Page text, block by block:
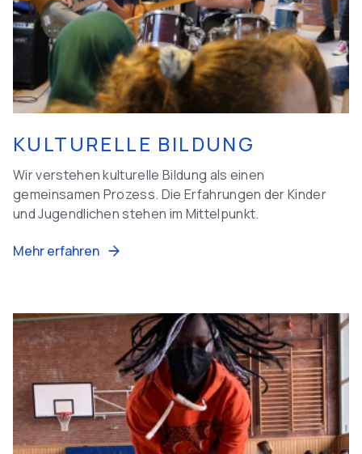
KULTURELLE BILDUNG
Wir verstehen kulturelle Bildung als einen
gemeinsamen Prozess. Die Erfahrungen der Kinder
und Jugendlichen stehen im Mittelpunkt.
Mehr erfahren